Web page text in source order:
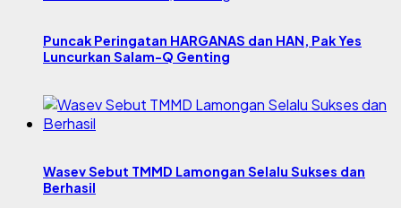
Puncak Peringatan HARGANAS dan HAN, Pak Yes
Luncurkan Salam-Q Genting
Wasev Sebut TMMD Lamongan Selalu Sukses dan
Berhasil